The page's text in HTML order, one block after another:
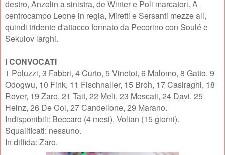
destro, Anzolin a sinistra, de Winter e Poli marcatori. A
centrocampo Leone in regia, Miretti e Sersanti mezze ali,
quindi tridente d'attacco formato da Pecorino con Soulé e
Sekulov larghi.
I CONVOCATI
1 Poluzzi, 3 Fabbri, 4 Curto, 5 Vinetot, 6 Malomo, 8 Gatto, 9
Odogwu, 10 Fink, 11 Fischnaller, 15 Broh, 17 Casiraghi, 18
Rover, 19 Zaro, 21 Tait, 22 Meli, 23 Moscati, 24 Davi, 25
Heinz, 26 De Col, 27 Candellone, 29 Marano.
Indisponibili: Beccaro (4 mesi), Voltan (15 giorni).
Squalificati: nessuno.
In diffida: Zaro.